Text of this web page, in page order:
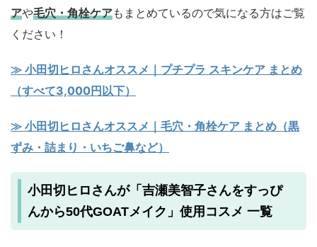
アや毛穴・角栓ケアもまとめているので気になる方はご覧
ください！
≫ 小田切ヒロさんオススメ｜プチプラ スキンケア まとめ
（すべて3,000円以下）
≫ 小田切ヒロさんオススメ｜毛穴・角栓ケア まとめ（黒
ずみ・詰まり・いちご鼻など）
小田切ヒロさんが「吉瀬美智子さんをすっぴ
んから50代GOATメイク」使用コスメ 一覧